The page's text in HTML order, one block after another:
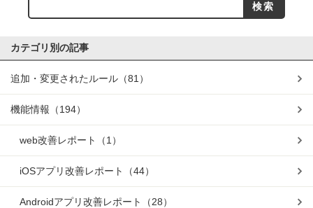
カテゴリ別の記事
追加・変更されたルール （81）
機能情報 （194）
web改善レポート （1）
iOSアプリ改善レポート （44）
Androidアプリ改善レポート （28）